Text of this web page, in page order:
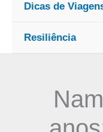
Dicas de
Resiliência